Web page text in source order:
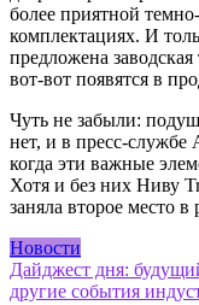
более приятной
комплектациях. И
предложена
вот-вот появятся в
Чуть не забыли:
нет, и в пресс-
когда эти важные
Хотя и без них Ниву
заняла второе место
Новости
Навигация
Дайджест дня:
другие события